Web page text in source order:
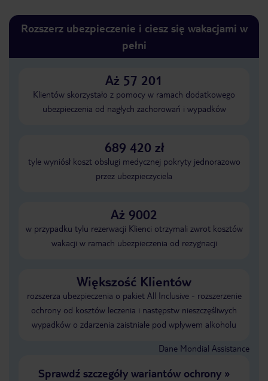
Rozszerz ubezpieczenie i ciesz się wakacjami w
pełni
Aż 57 201
Klientów skorzystało z pomocy w ramach dodatkowego
ubezpieczenia od nagłych zachorowań i wypadków
689 420 zł
tyle wyniósł koszt obsługi medycznej pokryty jednorazowo
przez ubezpieczyciela
Aż 9002
w przypadku tylu rezerwacji Klienci otrzymali zwrot kosztów
wakacji w ramach ubezpieczenia od rezygnacji
Większość Klientów
rozszerza ubezpieczenia o pakiet All Inclusive - rozszerzenie
ochrony od kosztów leczenia i następstw nieszczęśliwych
wypadków o zdarzenia zaistniałe pod wpływem alkoholu
Dane Mondial Assistance
Sprawdź szczegóły wariantów ochrony»